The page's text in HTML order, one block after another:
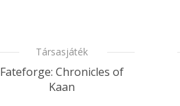
Társasjáték
Fateforge: Chronicles of
Kaan